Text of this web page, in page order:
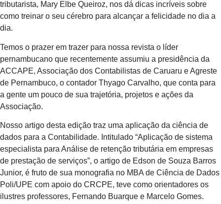
tributarista, Mary Elbe Queiroz, nos dá dicas incríveis sobre
como treinar o seu cérebro para alcançar a felicidade no dia a
dia.
Temos o prazer em trazer para nossa revista o líder
pernambucano que recentemente assumiu a presidência da
ACCAPE, Associação dos Contabilistas de Caruaru e Agreste
de Pernambuco, o contador Thyago Carvalho, que conta para
a gente um pouco de sua trajetória, projetos e ações da
Associação.
Nosso artigo desta edição traz uma aplicação da ciência de
dados para a Contabilidade. Intitulado “Aplicação de sistema
especialista para Análise de retenção tributária em empresas
de prestação de serviços”, o artigo de Edson de Souza Barros
Junior, é fruto de sua monografia no MBA de Ciência de Dados
Poli/UPE com apoio do CRCPE, teve como orientadores os
ilustres professores, Fernando Buarque e Marcelo Gomes.